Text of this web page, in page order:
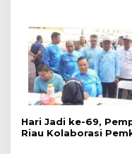
Perempuan dan Anak
‎Hari Jadi ke-69,
Riau Kolaborasi